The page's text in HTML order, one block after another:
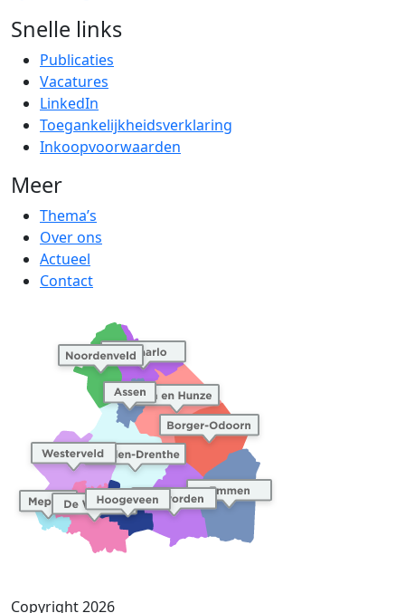
Snelle links
Publicaties
Vacatures
LinkedIn
Toegankelijkheidsverklaring
Inkoopvoorwaarden
Meer
Thema’s
Over ons
Actueel
Contact
Copyright 2026